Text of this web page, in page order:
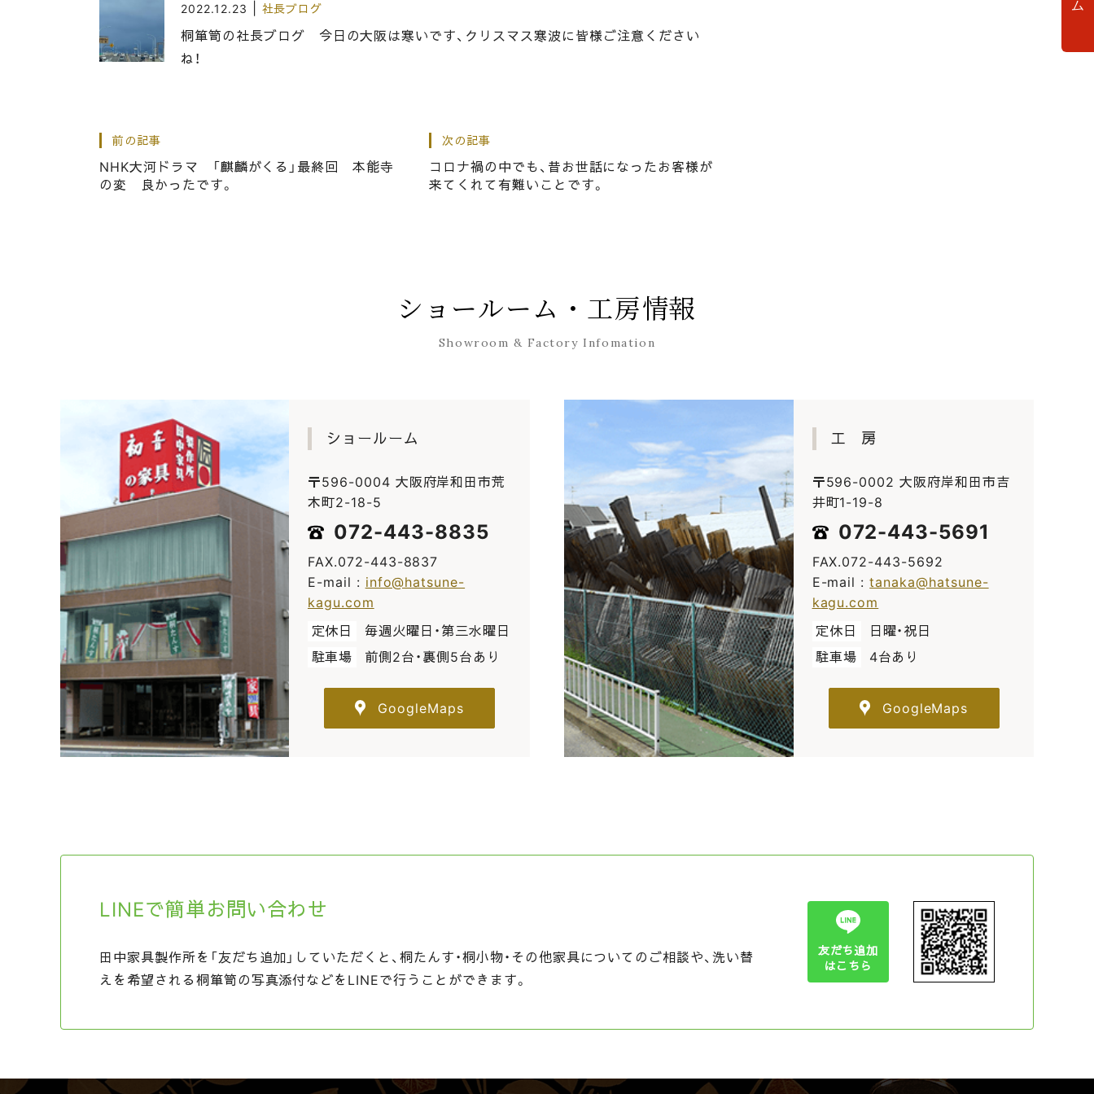
2022.12.23 社長ブログ
桐箪笥の社長ブログ 今日の大阪は寒いです、クリスマス寒波に皆様ご注意ください
ね！
こだわりの桐箪笥の社長ブログ 今年から桐以外の話もちょっと掲載しましょう！
前の記事
NHK大河ドラマ 「麒麟がくる」最終回 本能寺
の変 良かったです。
次の記事
コロナ禍の中でも、昔お世話になったお客様が
来てくれて有難いことです。
ショールーム・工房情報
Showroom & Factory Infomation
ショールーム
〒596-0004 大阪府岸和田市荒
木町2-18-5
072-443-8835
FAX.072-443-8837
E-mail : info@hatsune-
kagu.com
定休日
毎週火曜日・第三水曜日
駐車場
前側2台・裏側5台あり
GoogleMaps
工 房
〒596-0002 大阪府岸和田市吉
井町1-19-8
072-443-5691
FAX.072-443-5692
E-mail :tanaka@hatsune-
kagu.com
定休日
日曜・祝日
駐車場
4台あり
GoogleMaps
LINEで簡単お問い合わせ
田中家具製作所を「友だち追加」していただくと、桐たんす・桐小物・その他家具についてのご相談や、洗い替
えを希望される桐箪笥の写真添付などをLINEで行うことができます。
友だち追加
はこちら